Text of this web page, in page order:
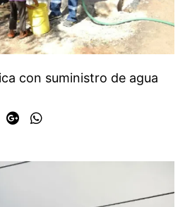
con suministro de agua